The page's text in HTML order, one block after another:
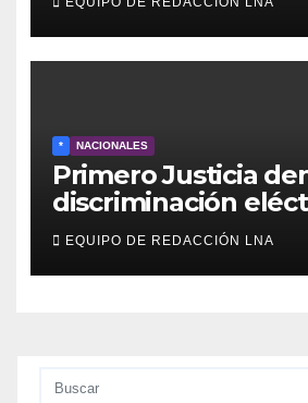
* NACIONALES
Primero Justicia
discriminación
interior del país
EQUIPO DE REDACCIÓN LNA